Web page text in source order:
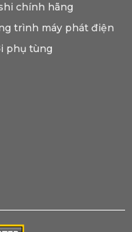
chính hãng
trình máy phát điện
phụ tùng